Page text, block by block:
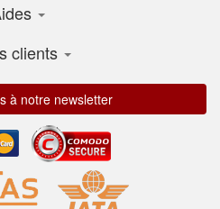
clients
à notre newsletter